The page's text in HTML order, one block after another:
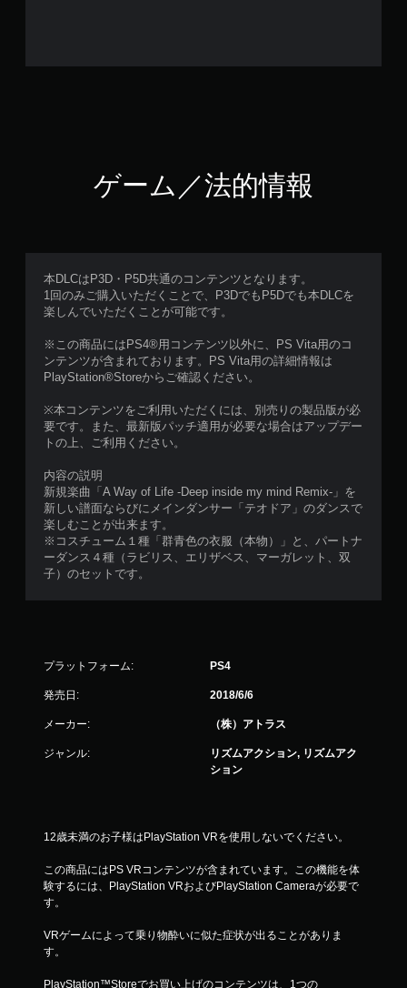
ゲーム／法的情報
本DLCはP3D・P5D共通のコンテンツとなります。
1回のみご購入いただくことで、P3DでもP5Dでも本DLCを
楽しんでいただくことが可能です。
※この商品にはPS4®用コンテンツ以外に、PS Vita用のコ
ンテンツが含まれております。PS Vita用の詳細情報は
PlayStation®Storeからご確認ください。
※本コンテンツをご利用いただくには、別売りの製品版が必
要です。また、最新版パッチ適用が必要な場合はアップデー
トの上、ご利用ください。
内容の説明
新規楽曲「A Way of Life -Deep inside my mind Remix-」を
新しい譜面ならびにメインダンサー「テオドア」のダンスで
楽しむことが出来ます。
※コスチューム１種「群青色の衣服（本物）」と、パートナ
ーダンス４種（ラビリス、エリザベス、マーガレット、双
子）のセットです。
プラットフォーム: PS4
発売日: 2018/6/6
メーカー: （株）アトラス
ジャンル:
リズムアクション, リズムアク
ション
12歳未満のお子様はPlayStation VRを使用しないでください。
この商品にはPS VRコンテンツが含まれています。この機能を体
験するには、PlayStation VRおよびPlayStation Cameraが必要で
す。
VRゲームによって乗り物酔いに似た症状が出ることがありま
す。
PlayStation™Storeでお買い上げのコンテンツは、1つの